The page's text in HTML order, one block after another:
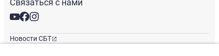
Связаться с нами
Новости СБТ